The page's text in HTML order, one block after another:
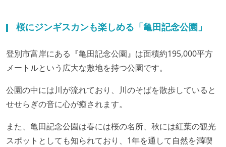
桜にジンギスカンも楽しめる「亀田記念公園」
登別市富岸にある『亀田記念公園』は面積約195,000平方
メートルという広大な敷地を持つ公園です。
公園の中には川が流れており、川のそばを散歩していると
せせらぎの音に心が癒されます。
また、亀田記念公園は春には桜の名所、秋には紅葉の観光
スポットとしても知られており、1年を通して自然を満喫